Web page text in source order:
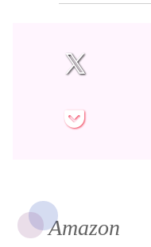
Amazon